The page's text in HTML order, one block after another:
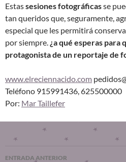
Estassesiones fotográficasse
tan queridos que, seguramente,
especial que les permitirá
por siempre. ¿a qué esperas para
protagonista de un reportaje de
www.elreciennacido.com
Teléfono 915991436, 625500000
Por: Mar Taillefer
ENTRADA ANTERIOR